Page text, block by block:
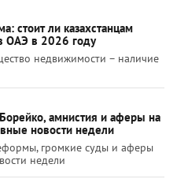
стоит ли казахстанцам
ОАЭ в 2026 году
недвижимости – наличие
амнистия и аферы на
новости недели
громкие суды и аферы
недели